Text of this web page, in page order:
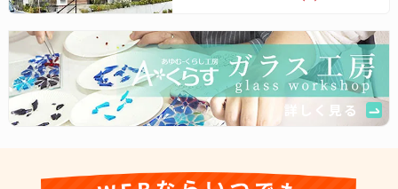
詳しく見る